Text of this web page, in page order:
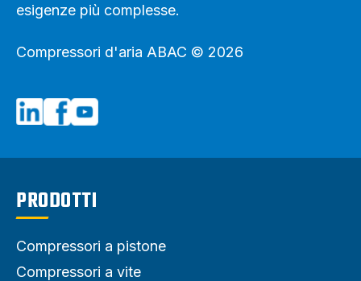
esigenze più complesse.
Compressori d'aria ABAC © 2026
PRODOTTI
Compressori a pistone
Compressori a vite